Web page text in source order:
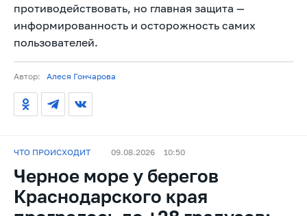
противодействовать, но главная защита —
информированность и осторожность самих
пользователей.
Автор: Алеся Гончарова
ЧТО ПРОИСХОДИТ 09.08.2026 10:50
Черное море у берегов
Краснодарского края